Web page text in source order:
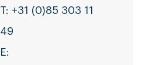
T: +31 (0)85 303 11
49
E: